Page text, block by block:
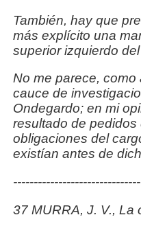
También, hay que
más explícito una
superiorizquierdo
No me parece,
cauce de
Ondegardo; en mi
resultado de pedidos
obligaciones del
existían antes de
37 MURRA, J. V., La